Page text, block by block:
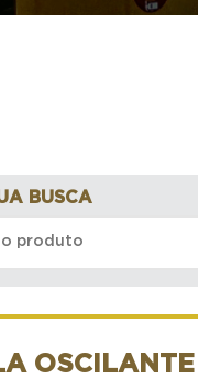
BUSCA
OSCILANTE